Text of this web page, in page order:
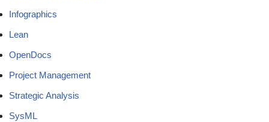
Infographics
Lean
OpenDocs
Project Management
Strategic Analysis
SysML